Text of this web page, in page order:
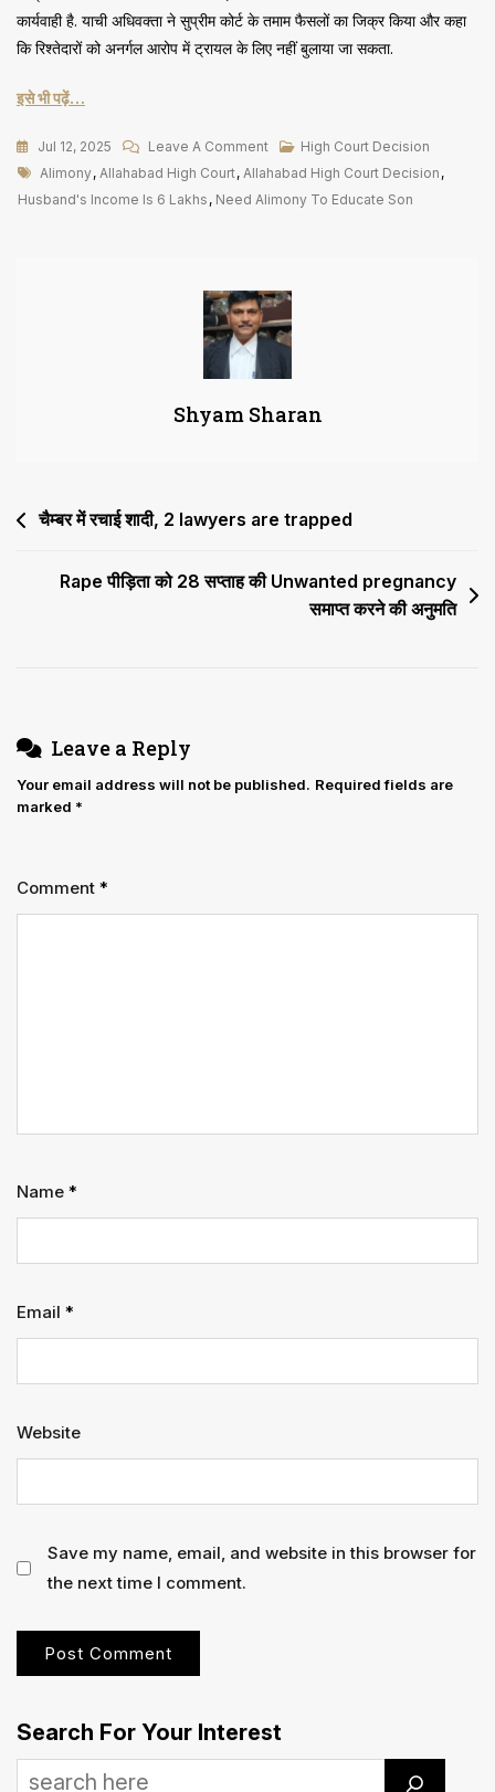
कार्यवाही है. याची अधिवक्ता ने सुप्रीम कोर्ट के तमाम फैसलों का जिक्र किया और कहा
कि रिश्तेदारों को अनर्गल आरोप में ट्रायल के लिए नहीं बुलाया जा सकता.
इसे भी पढ़ें…
Jul 12, 2025 Leave A CommentOn
पति
की
बेटा
पढ़ाने
चाहिए
Alimony
High Court Decision
Tags
Alimony, Allahabad High Court, Allahabad High Court Decision ,
Husband's Income Is 6 Lakhs , Need Alimony To Educate Son
Shyam Sharan
Post
चैम्बर में रचाई शादी, 2 lawyers are trapped
Rape पीड़िता को 28 सप्ताह की Unwanted pregnancy
समाप्त करने की अनुमति
Leave a Reply
Your email address will not be published. Required fields are
marked *
Comment *
Name *
Email *
Website
Save my name, email, and website in this browser for
the next time I comment.
Search For Your Interest